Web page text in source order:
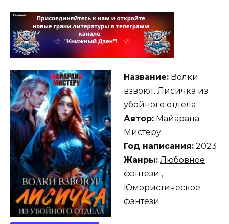
Название: Волки
взвоют. Лисичка из
убойного отдела
Автор: Майарана
Мистеру
Год написания: 2023
Жанры: Любовное
фэнтези ,
Юмористическое
фэнтези